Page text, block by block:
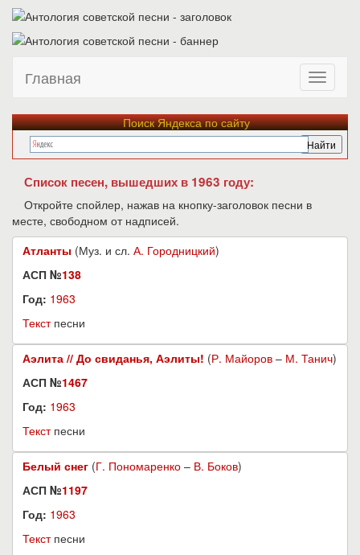
Главная
Поиск Яндекса по сайту
Список песен, вышедших в 1963 году:
Откройте спойлер, нажав на кнопку-заголовок песни в
месте, свободном от надписей.
Атланты (Муз. и сл. А. Городницкий)
АСП №138
Год: 1963
Текстпесни
Аэлита // До свиданья, Аэлиты! (Р. Майоров – М. Танич)
АСП №1467
Год: 1963
Текстпесни
Белый снег (Г. Пономаренко – В. Боков)
АСП №1197
Год: 1963
Текстпесни